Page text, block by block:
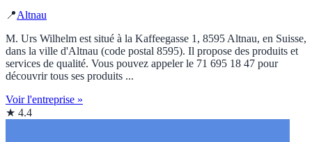
📍Altnau
M. Urs Wilhelm est situé à la Kaffeegasse 1, 8595 Altnau, en Suisse,
dans la ville d'Altnau (code postal 8595). Il propose des produits et
services de qualité. Vous pouvez appeler le 71 695 18 47 pour
découvrir tous ses produits ...
Voir l'entreprise »
★ 4.4